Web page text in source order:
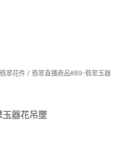
翠花件 / 翡翠直播商品#89-翡翠玉器
器花吊墜